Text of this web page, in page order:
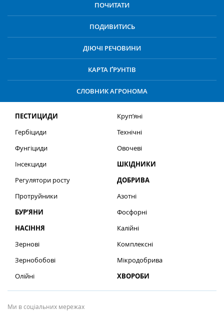
ПОЧИТАТИ
ПОДИВИТИСЬ
ДІЮЧІ РЕЧОВИНИ
КАРТА ҐРУНТІВ
СЛОВНИК АГРОНОМА
ПЕСТИЦИДИ
Гербіциди
Фунгіциди
Інсекциди
Регулятори росту
Протруйники
БУР’ЯНИ
НАСІННЯ
Зернові
Зернобобові
Олійні
Круп’яні
Технічні
Овочеві
ШКІДНИКИ
ДОБРИВА
Азотні
Фосфорні
Калійні
Комплексні
Мікродобрива
ХВОРОБИ
Ми в соціальних мережах